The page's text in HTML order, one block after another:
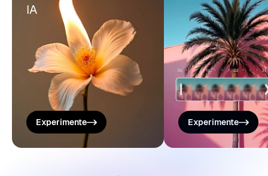
IA
Experimente Experimente